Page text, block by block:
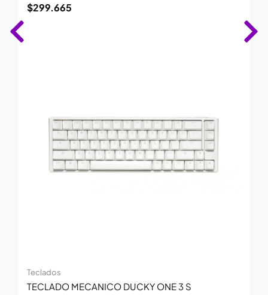
$299.665
Teclados
TECLADO MECANICO DUCKY ONE 3 S